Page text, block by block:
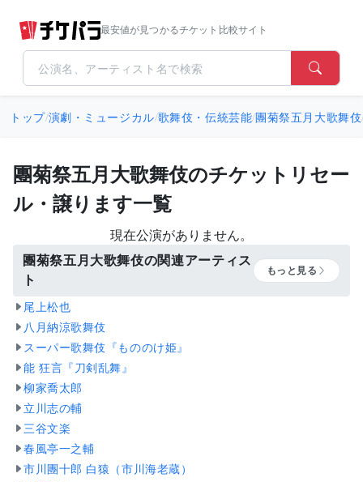
最安値が見つかるチケット比較サイト
トップ/演劇・ミュージカル/歌舞伎・伝統芸能/團菊祭五月大歌舞伎
團菊祭五月大歌舞伎のチケットリセー
ル・譲ります一覧
現在公演がありません。
團菊祭五月大歌舞伎の関連アーティス
ト
もっと見る
尾上松也
八月納涼歌舞伎
スーパー歌舞伎『もののけ姫』
能 狂言『刀剣乱舞』
柳家喬太郎
立川志の輔
三谷文楽
春風亭一之輔
市川團十郎 白猿（市川海老蔵）